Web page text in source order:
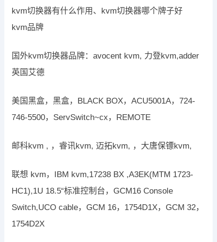
kvm切换器有什么作用、kvm切换器哪个牌子好
kvm品牌
国外kvm切换器品牌：avocent kvm, 力登kvm,adder
英国艾德
美国黑盒，黑盒，BLACK BOX，ACU5001A，724-
746-5500，ServSwitch~cx，REMOTE
邮科kvm , ，睿讯kvm, 迈拓kvm, ，大唐保镖kvm,
联想 kvm，IBM kvm,17238 BX ,A3EK(MTM 1723-
HC1),1U 18.5“标准控制台，GCM16 Console
Switch,UCO cable，GCM 16，1754D1X，GCM 32，
1754D2X